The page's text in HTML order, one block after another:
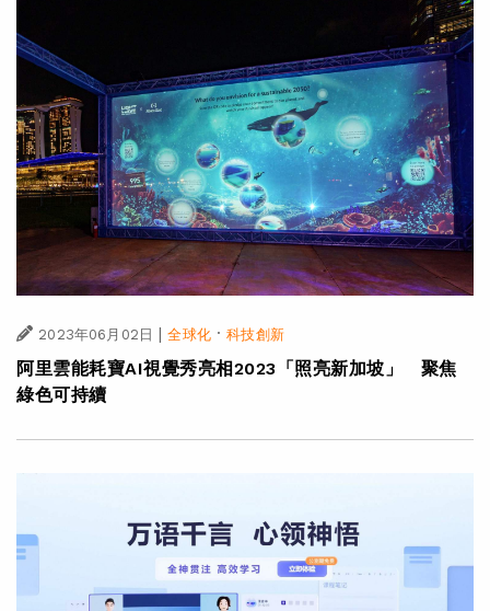
2023年06月02日 | 全球化·科技創新
阿里雲能耗寶AI視覺秀亮相2023「照亮新加坡」 聚焦
綠色可持續